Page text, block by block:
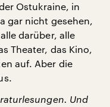
Ostukraine, in
gar nicht gesehen,
darüber, alle
Theater, das Kino,
auf. Aber die
Und